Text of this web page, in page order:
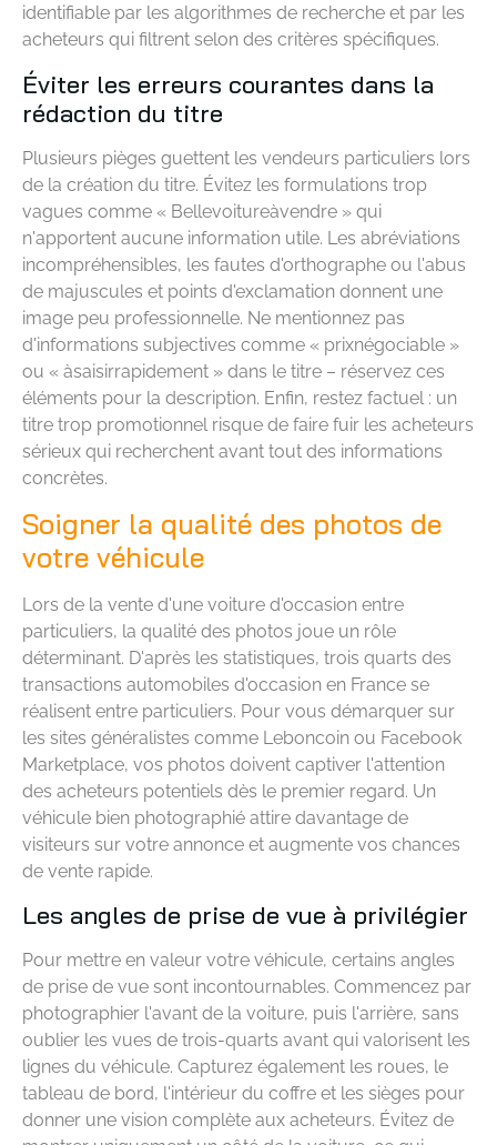
identifiable par les algorithmes de recherche et par les
acheteurs qui filtrent selon des critères spécifiques.
Éviter les erreurs courantes dans la
rédaction du titre
Plusieurs pièges guettent les vendeurs particuliers lors
de la création du titre. Évitez les formulations trop
vagues comme « Bellevoitureàvendre » qui
n'apportent aucune information utile. Les abréviations
incompréhensibles, les fautes d'orthographe ou l'abus
de majuscules et points d'exclamation donnent une
image peu professionnelle. Ne mentionnez pas
d'informations subjectives comme « prixnégociable »
ou « àsaisirrapidement » dans le titre – réservez ces
éléments pour la description. Enfin, restez factuel : un
titre trop promotionnel risque de faire fuir les acheteurs
sérieux qui recherchent avant tout des informations
concrètes.
Soigner la qualité des photos de
votre véhicule
Lors de la vente d'une voiture d'occasion entre
particuliers, la qualité des photos joue un rôle
déterminant. D'après les statistiques, trois quarts des
transactions automobiles d'occasion en France se
réalisent entre particuliers. Pour vous démarquer sur
les sites généralistes comme Leboncoin ou Facebook
Marketplace, vos photos doivent captiver l'attention
des acheteurs potentiels dès le premier regard. Un
véhicule bien photographié attire davantage de
visiteurs sur votre annonce et augmente vos chances
de vente rapide.
Les angles de prise de vue à privilégier
Pour mettre en valeur votre véhicule, certains angles
de prise de vue sont incontournables. Commencez par
photographier l'avant de la voiture, puis l'arrière, sans
oublier les vues de trois-quarts avant qui valorisent les
lignes du véhicule. Capturez également les roues, le
tableau de bord, l'intérieur du coffre et les sièges pour
donner une vision complète aux acheteurs. Évitez de